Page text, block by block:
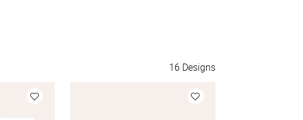
16 Designs